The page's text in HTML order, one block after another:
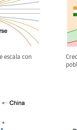
escala con